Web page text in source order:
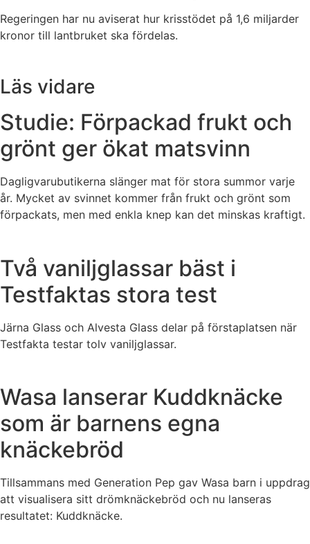
Regeringen har nu aviserat hur krisstödet på 1,6 miljarder
kronor till lantbruket ska fördelas.
Läs vidare
Studie: Förpackad frukt och
grönt ger ökat matsvinn
Dagligvarubutikerna slänger mat för stora summor varje
år. Mycket av svinnet kommer från frukt och grönt som
förpackats, men med enkla knep kan det minskas kraftigt.
Två vaniljglassar bäst i
Testfaktas stora test
Järna Glass och Alvesta Glass delar på förstaplatsen när
Testfakta testar tolv vaniljglassar.
Wasa lanserar Kuddknäcke
som är barnens egna
knäckebröd
Tillsammans med Generation Pep gav Wasa barn i uppdrag
att visualisera sitt drömknäckebröd och nu lanseras
resultatet: Kuddknäcke.